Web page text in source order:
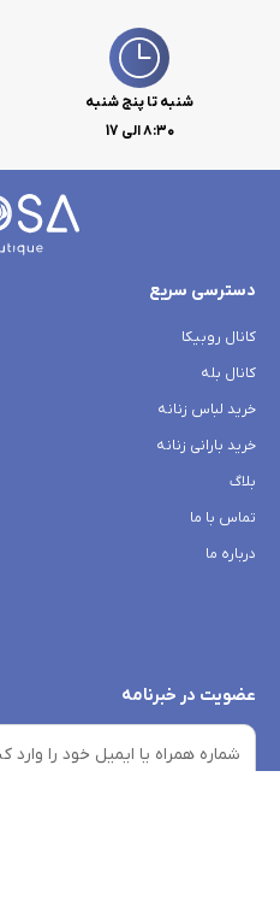
شنبه تا پنج شنبه
۸:۳۰ الی 17
دسترسی سریع
کانال روبیکا
کانال بله
خرید لباس زنانه
خرید بارانی زنانه
بلاگ
تماس با ما
درباره ما
عضویت در خبرنامه